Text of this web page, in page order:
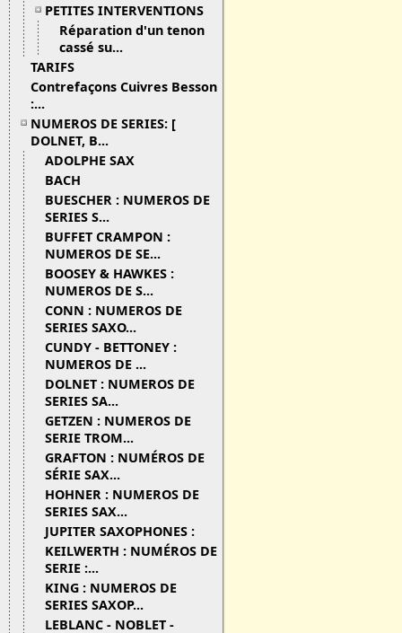
PETITES INTERVENTIONS
Réparation d'un tenon
cassé su...
TARIFS
Contrefaçons Cuivres Besson
:...
NUMEROS DE SERIES: [
DOLNET, B...
ADOLPHE SAX
BACH
BUESCHER : NUMEROS DE
SERIES S...
BUFFET CRAMPON :
NUMEROS DE SE...
BOOSEY & HAWKES :
NUMEROS DE S...
CONN : NUMEROS DE
SERIES SAXO...
CUNDY - BETTONEY :
NUMEROS DE ...
DOLNET : NUMEROS DE
SERIES SA...
GETZEN : NUMEROS DE
SERIE TROM...
GRAFTON : NUMÉROS DE
SÉRIE SAX...
HOHNER : NUMEROS DE
SERIES SAX...
JUPITER SAXOPHONES :
KEILWERTH : NUMÉROS DE
SERIE :...
KING : NUMEROS DE
SERIES SAXOP...
LEBLANC - NOBLET -